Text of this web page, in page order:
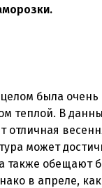
была
теплой. В
отличная
может
также обещают
в апреле, как